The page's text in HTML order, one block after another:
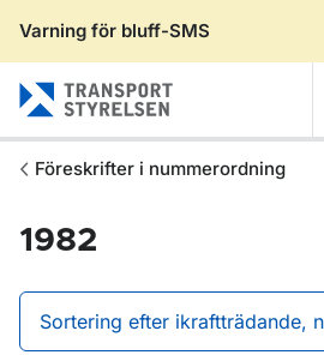
Varning för bluff-SMS
Föreskrifter i nummerordning
1982
Sortering efter ikraftträdande,